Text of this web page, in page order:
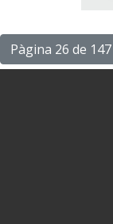
Pàgina 26 de 147